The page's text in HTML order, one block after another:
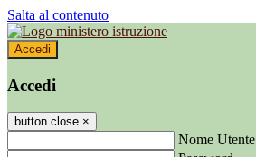
Salta al contenuto
Accedi
Accedi
button close ×
Nome Utente